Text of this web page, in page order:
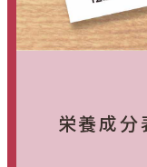
栄養成分